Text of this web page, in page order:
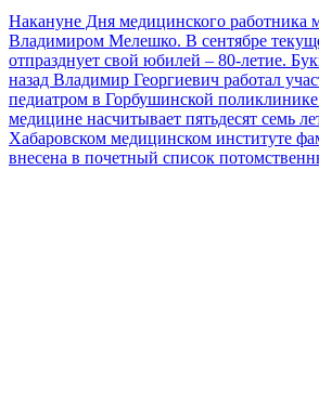
Накануне Дня медицинского работника
Владимиром Мелешко. В сентябре
отпразднует свой юбилей – 80-летие.
назад Владимир Георгиевич работал
педиатром в Горбушинской
медицине насчитывает пятьдесят семь
Хабаровском медицинском институте
внесена в почетный список